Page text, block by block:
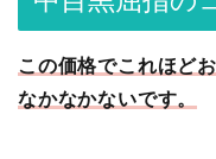
この価格でこれほど
なかなかないです。